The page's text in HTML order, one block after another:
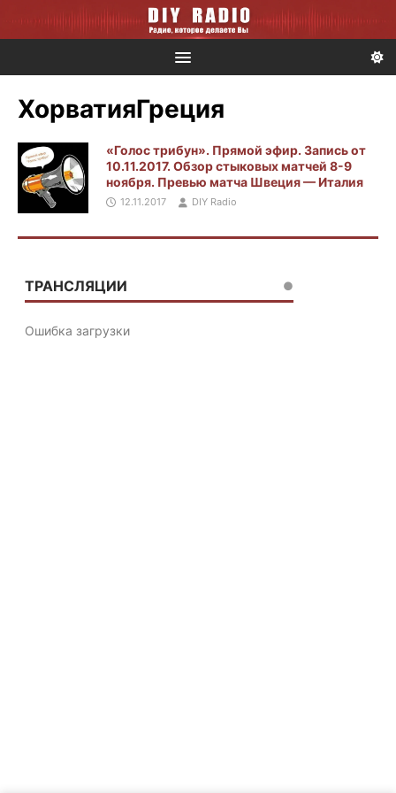
ХорватияГреция
«Голос трибун». Прямой эфир. Запись от
10.11.2017. Обзор стыковых матчей 8-9
ноября. Превью матча Швеция — Италия
12.11.2017 DIY Radio